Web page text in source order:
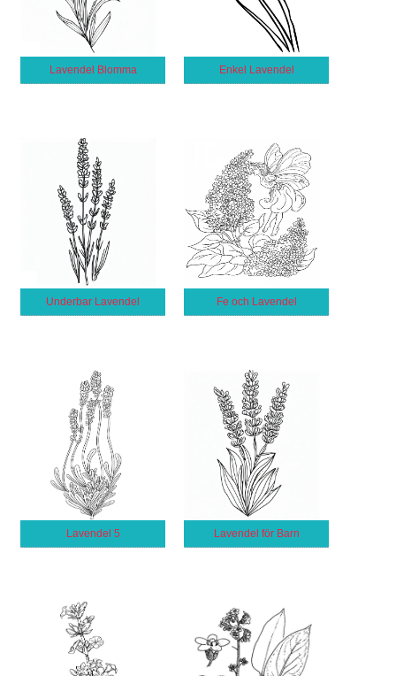
Lavendel Blomma Enkel Lavendel
Underbar Lavendel Fe och Lavendel
Lavendel 5 Lavendel för Barn